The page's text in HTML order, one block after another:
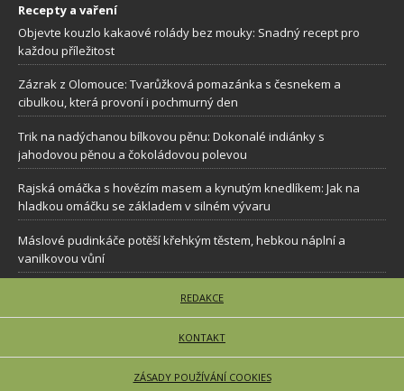
Recepty a vaření
Objevte kouzlo kakaové rolády bez mouky: Snadný recept pro
každou příležitost
Zázrak z Olomouce: Tvarůžková pomazánka s česnekem a
cibulkou, která provoní i pochmurný den
Trik na nadýchanou bílkovou pěnu: Dokonalé indiánky s
jahodovou pěnou a čokoládovou polevou
Rajská omáčka s hovězím masem a kynutým knedlíkem: Jak na
hladkou omáčku se základem v silném vývaru
Máslové pudinkáče potěší křehkým těstem, hebkou náplní a
vanilkovou vůní
REDAKCE
KONTAKT
ZÁSADY POUŽÍVÁNÍ COOKIES